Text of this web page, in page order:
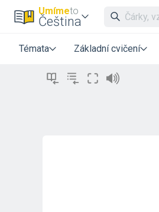
Umímeto
Čeština
Témata Základní cvičení